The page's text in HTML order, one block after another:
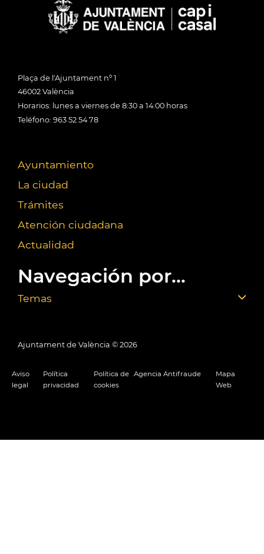
Plaça de l'Ajuntament nº 1
46002 València
Horarios: lunes a viernes de 8:30 a 14:00 horas
Teléfono: 963 52 54 78
Ayuntamiento
La ciudad
Trámites
Atención ciudadana
Actualidad
Navegación por...
Temas
Ajuntament de València © 2026
Aviso
legal
Política
privacidad
Política de
cookies
Agencia Antifraude
Mapa
Web